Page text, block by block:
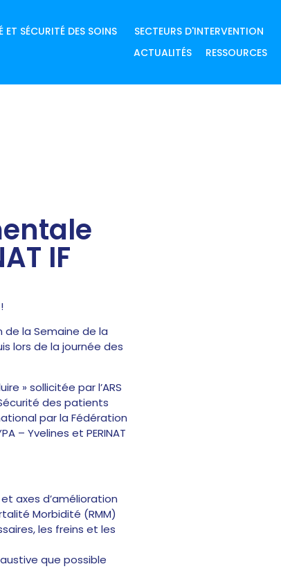
ET SÉCURITÉ DES SOINS
SECTEURS D'INTERVENTION
ACTUALITÉS
RESSOURCES
IF
la Semaine de la
lors de la journée des
» sollicitée par l’ARS
des patients
par la Fédération
– Yvelines et PERINAT
axes d’amélioration
Morbidité (RMM)
les freins et les
que possible